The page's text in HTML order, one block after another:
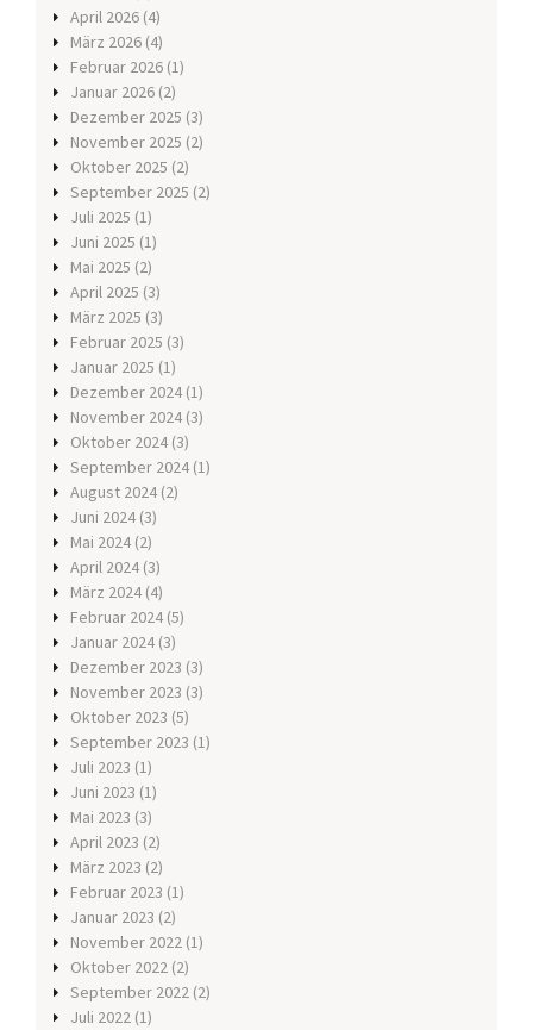
April 2026 (4)
März 2026 (4)
Februar 2026 (1)
Januar 2026 (2)
Dezember 2025 (3)
November 2025 (2)
Oktober 2025 (2)
September 2025 (2)
Juli 2025 (1)
Juni 2025 (1)
Mai 2025 (2)
April 2025 (3)
März 2025 (3)
Februar 2025 (3)
Januar 2025 (1)
Dezember 2024 (1)
November 2024 (3)
Oktober 2024 (3)
September 2024 (1)
August 2024 (2)
Juni 2024 (3)
Mai 2024 (2)
April 2024 (3)
März 2024 (4)
Februar 2024 (5)
Januar 2024 (3)
Dezember 2023 (3)
November 2023 (3)
Oktober 2023 (5)
September 2023 (1)
Juli 2023 (1)
Juni 2023 (1)
Mai 2023 (3)
April 2023 (2)
März 2023 (2)
Februar 2023 (1)
Januar 2023 (2)
November 2022 (1)
Oktober 2022 (2)
September 2022 (2)
Juli 2022 (1)